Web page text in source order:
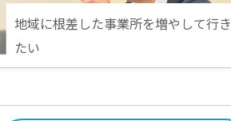
地域に根差した事業所を増やして行き
たい